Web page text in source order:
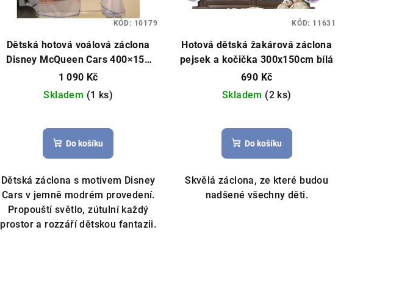
Dětská hotová voálová záclona
Disney McQueen Cars 400×150
cm – blankytně modrá
záclona, licenční Disney
1 090 Kč
Skladem (1 ks)
Do košíku
Dětská záclona s motivem Disney
Cars v jemně modrém provedení.
Propouští světlo, zútulní každý
prostor a rozzáří dětskou fantazii.
KÓD: 10179
Hotová dětská žakárová záclona
pejsek a kočička 300x150cm bílá
690 Kč
Skladem (2 ks)
Do košíku
Skvělá záclona, ze které budou
nadšené všechny děti.
KÓD: 11631